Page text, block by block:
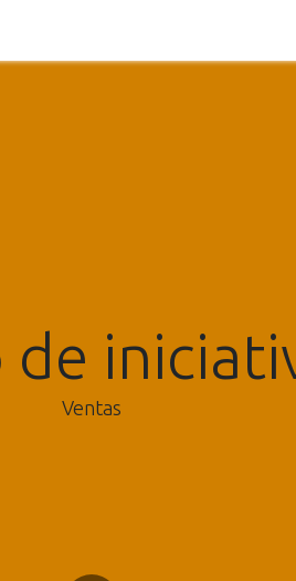
de
Ventas